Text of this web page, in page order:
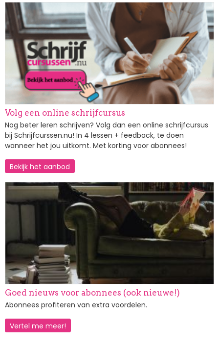
Afbeelding
Volg een online schrijfcursus
Nog beter leren schrijven? Volg dan een online schrijfcursus
bij Schrijfcurssen.nu! In 4 lessen + feedback, te doen
wanneer het jou uitkomt. Met korting voor abonnees!
Bekijk het aanbod
Afbeelding
Goed nieuws voor abonnees (ook nieuwe!)
Abonnees profiteren van extra voordelen.
Vertel me meer!